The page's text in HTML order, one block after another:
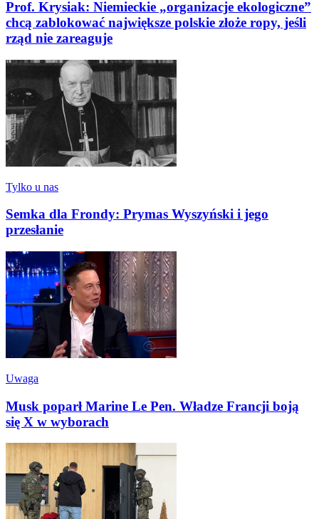
Prof. Krysiak: Niemieckie „organizacje ekologiczne”
chcą zablokować największe polskie złoże ropy, jeśli
rząd nie zareaguje
Tylko u nas
Semka dla Frondy: Prymas Wyszyński i jego
przesłanie
Uwaga
Musk poparł Marine Le Pen. Władze Francji boją
się X w wyborach